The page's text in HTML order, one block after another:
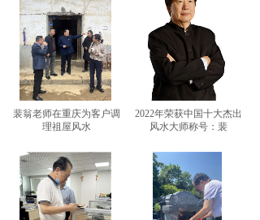
裴翁老师在重庆为客户调
理祖屋风水
2022年荣获中国十大杰出
风水大师称号：裴